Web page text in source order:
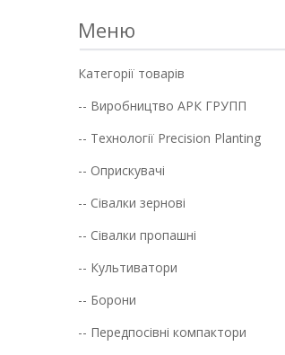
Категорії товарів
-- Виробництво АРК ГРУПП
-- Технології Precision Planting
-- Оприскувачі
-- Сівалки зернові
-- Сівалки пропашні
-- Культиватори
-- Борони
-- Передпосівні компактори